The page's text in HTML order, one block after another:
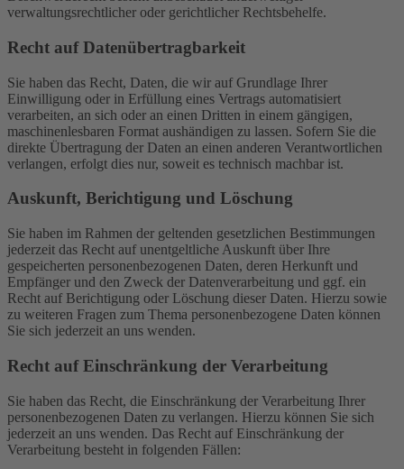
verwaltungsrechtlicher oder gerichtlicher Rechtsbehelfe.
Recht auf Daten­übertrag­barkeit
Sie haben das Recht, Daten, die wir auf Grundlage Ihrer
Einwilligung oder in Erfüllung eines Vertrags automatisiert
verarbeiten, an sich oder an einen Dritten in einem gängigen,
maschinenlesbaren Format aushändigen zu lassen. Sofern Sie die
direkte Übertragung der Daten an einen anderen Verantwortlichen
verlangen, erfolgt dies nur, soweit es technisch machbar ist.
Auskunft, Berichtigung und Löschung
Sie haben im Rahmen der geltenden gesetzlichen Bestimmungen
jederzeit das Recht auf unentgeltliche Auskunft über Ihre
gespeicherten personenbezogenen Daten, deren Herkunft und
Empfänger und den Zweck der Datenverarbeitung und ggf. ein
Recht auf Berichtigung oder Löschung dieser Daten. Hierzu sowie
zu weiteren Fragen zum Thema personenbezogene Daten können
Sie sich jederzeit an uns wenden.
Recht auf Einschränkung der Verarbeitung
Sie haben das Recht, die Einschränkung der Verarbeitung Ihrer
personenbezogenen Daten zu verlangen. Hierzu können Sie sich
jederzeit an uns wenden. Das Recht auf Einschränkung der
Verarbeitung besteht in folgenden Fällen: